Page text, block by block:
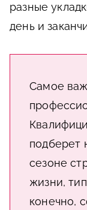
разные
день и
Самое
подберет
сезоне
жизни,
конечно,